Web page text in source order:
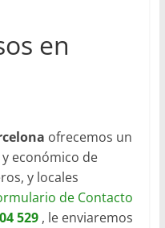
en
ofrecemos un
económico de
y locales
de Contacto
529, le enviaremos